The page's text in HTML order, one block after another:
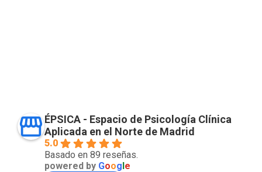
ÉPSICA - Espacio de Psicología Clínica
Aplicada en el Norte de Madrid
5.0
Basado en 89 reseñas.
powered by Google